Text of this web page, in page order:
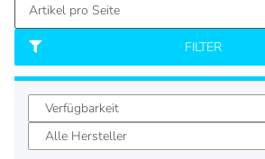
FILTER
Artikel pro Seite
Verfügbarkeit
Alle Hersteller